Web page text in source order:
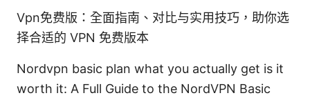
Vpn免费版：全面指南、对比与实用技巧，助你选
择合适的 VPN 免费版本
Nordvpn basic plan what you actually get is it
worth it: A Full Guide to the NordVPN Basic